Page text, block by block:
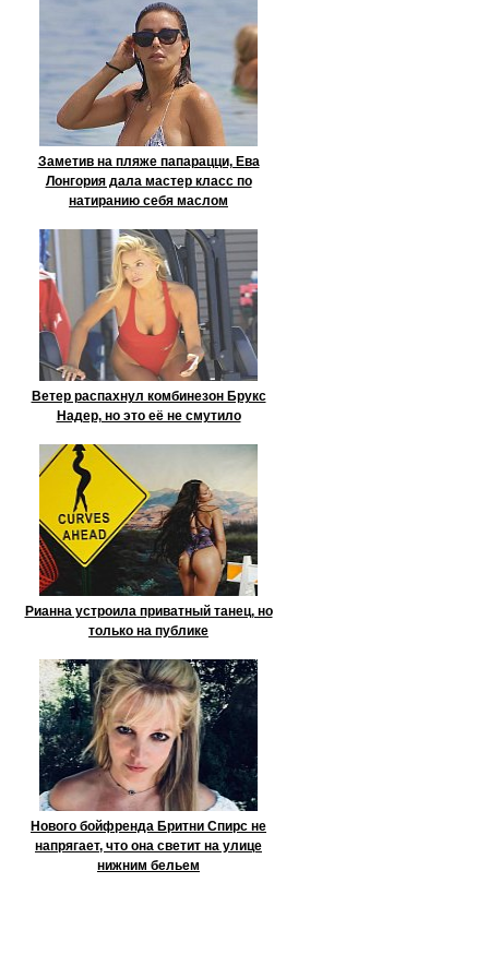
Заметив на пляже папарацци, Ева
Лонгория дала мастер класс по
натиранию себя маслом
Ветер распахнул комбинезон Брукс
Надер, но это её не смутило
Рианна устроила приватный танец, но
только на публике
Нового бойфренда Бритни Спирс не
напрягает, что она светит на улице
нижним бельем